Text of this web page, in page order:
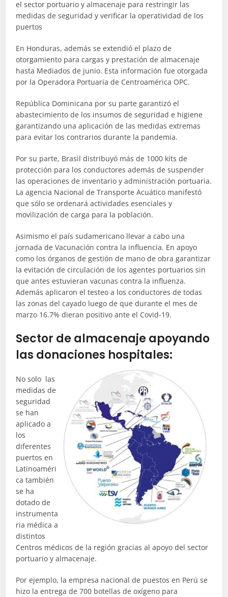
el sector portuario y almacenaje para restringir las
medidas de seguridad y verificar la operatividad de los
puertos
En Honduras, además se extendió el plazo de
otorgamiento para cargas y prestación de almacenaje
hasta Mediados de junio. Esta información fue otorgada
por la Operadora Portuaria de Centroamérica OPC.
República Dominicana por su parte garantizó el
abastecimiento de los insumos de seguridad e higiene
garantizando una aplicación de las medidas extremas
para evitar los contrarios durante la pandemia.
Por su parte, Brasil distribuyó más de 1000 kits de
protección para los conductores además de suspender
las operaciones de inventario y administración portuaria.
La agencia Nacional de Transporte Acuático manifestó
que sólo se ordenará actividades esenciales y
movilización de carga para la población.
Asimismo el país sudamericano llevar a cabo una
jornada de Vacunación contra la influencia. En apoyo
como los órganos de gestión de mano de obra garantizar
la evitación de circulación de los agentes portuarios sin
que antes estuvieran vacunas contra la influenza.
Además aplicaron el testeo a los conductores de todas
las zonas del cayado luego de que durante el mes de
marzo 16.7% dieran positivo ante el Covid-19.
Sector de almacenaje apoyando
las donaciones hospitales:
No solo las
medidas de
seguridad
se han
aplicado a
los
diferentes
puertos en
Latinoaméri
ca también
se ha
dotado de
instrumenta
ria médica a
distintos
Centros médicos de la región gracias al apoyo del sector
portuario y almacenaje.
Por ejemplo, la empresa nacional de puestos en Perú se
hizo la entrega de 700 botellas de oxígeno para